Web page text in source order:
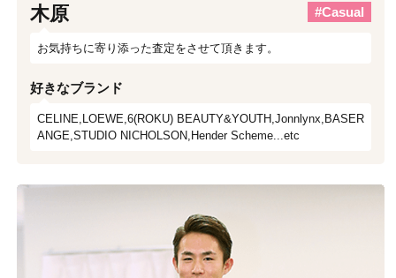
木原 #Casual
お気持ちに寄り添った査定をさせて頂きます。
好きなブランド
CELINE,LOEWE,6(ROKU) BEAUTY&YOUTH,Jonnlynx,BASER
ANGE,STUDIO NICHOLSON,Hender Scheme...etc